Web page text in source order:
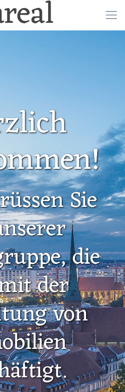
Sie
die
der
von